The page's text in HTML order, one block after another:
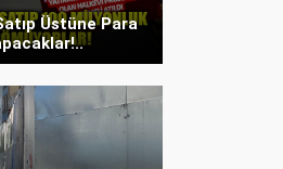
Üstüne Para